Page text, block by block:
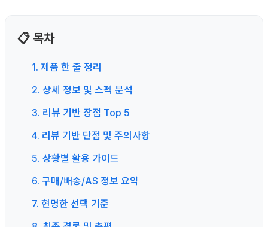
📋 목차
1. 제품 한 줄 정리
2. 상세 정보 및 스펙 분석
3. 리뷰 기반 장점 Top 5
4. 리뷰 기반 단점 및 주의사항
5. 상황별 활용 가이드
6. 구매/배송/AS 정보 요약
7. 현명한 선택 기준